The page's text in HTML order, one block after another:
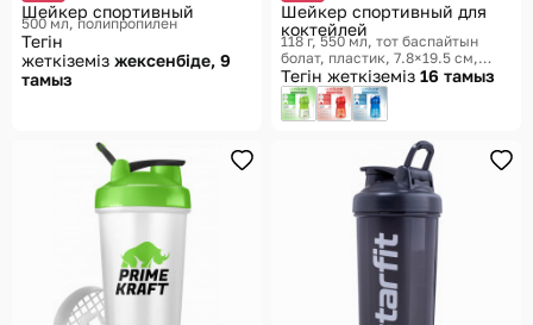
Шейкер спортивный
500 мл, полипропилен
Тегін
жеткіземіз жексенбіде, 9
тамыз
Шейкер спортивный для
коктейлей
118 г, 550 мл, тот баспайтын
болат, пластик, 7.8×19.5 см
Мастер К
Тегін жеткіземіз 16 тамыз